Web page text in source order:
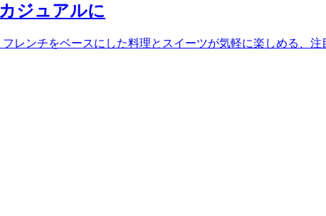
ジュアルに
レンチをベースにした料理とスイーツが気軽に楽しめる、注